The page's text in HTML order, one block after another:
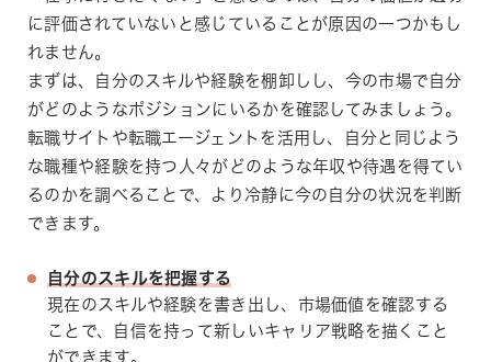
に評価されていないと感じていることが原因の一つかもし
れません。
まずは、自分のスキルや経験を棚卸しし、今の市場で自分
がどのようなポジションにいるかを確認してみましょう。
転職サイトや転職エージェントを活用し、自分と同じよう
な職種や経験を持つ人々がどのような年収や待遇を得てい
るのかを調べることで、より冷静に今の自分の状況を判断
できます。
自分のスキルを把握する
現在のスキルや経験を書き出し、市場価値を確認する
ことで、自信を持って新しいキャリア戦略を描くこと
ができます。